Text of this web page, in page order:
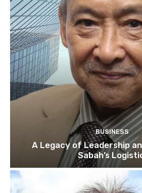
BUSINESS
A Legacy of Leadership
Sabah’s